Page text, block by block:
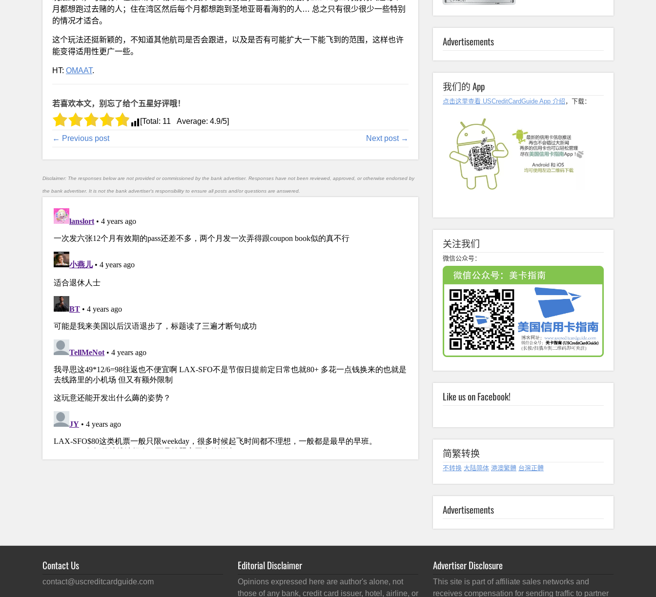
月都想跑过去赌的人；住在湾区然后每个月都想跑到圣地亚哥看海豹的人… 总之只有很少很少一些特别
的情况才适合。
这个玩法还挺新颖的，不知道其他航司是否会跟进，以及是否有可能扩大一下能飞到的范围，这样也许
能变得适用性更广一些。
HT: OMAAT.
若喜欢本文，别忘了给个五星好评哦！
[Total: 11 Average: 4.9/5]
← Previous post Next post →
Disclaimer: The responses below are not provided or commissioned by the bank advertiser. Responses have not been reviewed, approved, or otherwise endorsed by
the bank advertiser. It is not the bank advertiser's responsibility to ensure all posts and/or questions are answered.
Advertisements
我们的 App
点击这里查看 USCreditCardGuide App 介绍 ，下载：
关注我们
微信公众号：
Like us on Facebook!
简繁转换
不转换 大陆简体 港澳繁體 台灣正體
Advertisements
Contact Us
contact@uscreditcardguide.com
Editorial Disclaimer
Opinions expressed here are author's alone, not
those of any bank, credit card issuer, hotel, airline, or
Advertiser Disclosure
This site is part of affiliate sales networks and
receives compensation for sending traffic to partner